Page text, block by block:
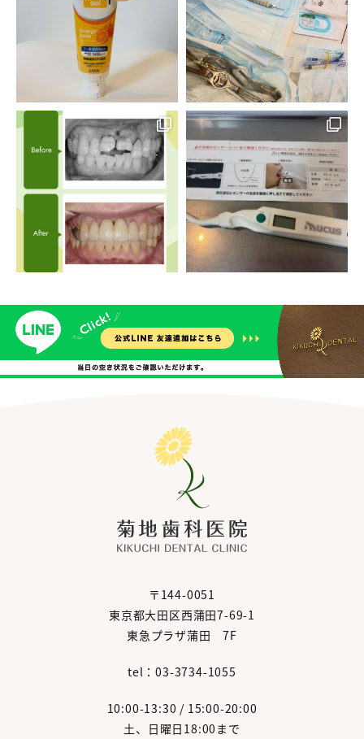
〒144-0051
東京都大田区西蒲田7-69-1
東急プラザ蒲田 7F
tel：03-3734-1055
10:00-13:30 / 15:00-20:00
土、日曜日18:00まで